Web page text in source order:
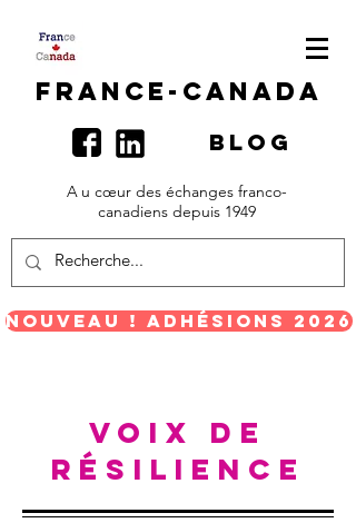
F rance-canada
BLOG
A u cœur des échanges franco-
canadiens depuis 1949
Nouveau ! Adhésions 2026
Voix de
Résilience